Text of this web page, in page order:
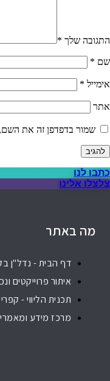
התגובה שלך *
שם *
אימייל *
אתר
שמור בדפדפן זה את
כתבו לנו
צלצלו אלינו
מה באתר
דף הבית - נדל"ן
איתור פרוייקטים
תכנית הליווי - קפריסין
מרכז מידע